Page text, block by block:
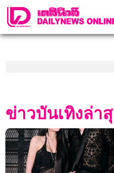
ข่าวบันเทิงล่า